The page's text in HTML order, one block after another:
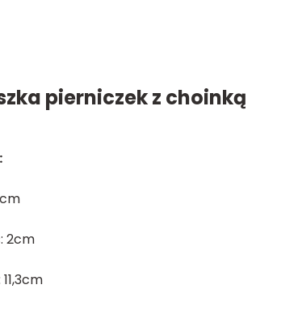
pierniczek z choinką
2cm